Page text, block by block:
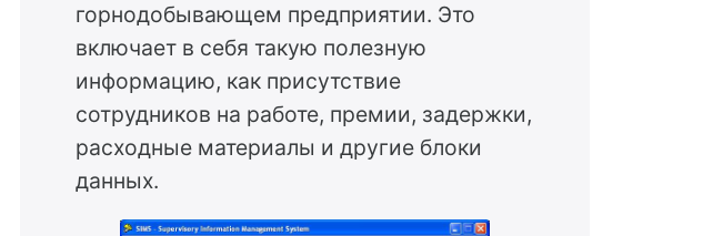
горнодобывающем предприятии. Это
включает в себя такую полезную
информацию, как присутствие
сотрудников на работе, премии, задержки,
расходные материалы и другие блоки
данных.